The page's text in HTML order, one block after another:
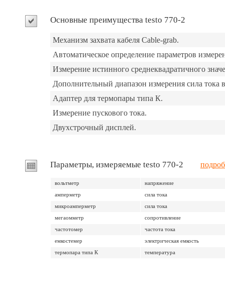
Основные преимущества testo 770-2
Механизм захвата кабеля Cable-grab.
Автоматическое определение параметров
Измерение истинного среднеквадратичного
Дополнительный диапазон измерения сила тока
Адаптер для термопары типа К.
Измерение пускового тока.
Двухстрочный дисплей.
Параметры, измеряемые testo 770-2
вольтметр
напряжение
амперметр
сила тока
микроамперметр
сила тока
мегаомметр
сопротивление
частотомер
частота тока
емкостемер
электрическая емкость
термопара типа К
температура